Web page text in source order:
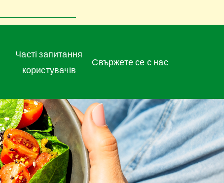
Часті запитання
користувачів
Свържете се с нас